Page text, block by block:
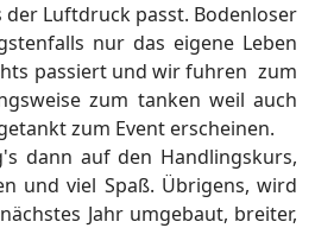
Luftdruck passt. Bodenloser
nur das eigene Leben
passiert und wir fuhren zum
zum tanken weil auch
zum Event erscheinen.
dann auf den Handlingskurs,
und viel Spaß. Übrigens, wird
Jahr umgebaut, breiter,